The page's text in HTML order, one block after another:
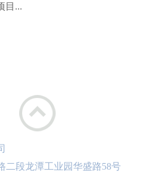
目...
二段龙潭工业园华盛路58号